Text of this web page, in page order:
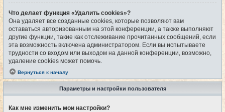
Что делает функция «Удалить cookies»?
Она удаляет все созданные cookies, которые позволяют вам
оставаться авторизованным на этой конференции, а также выполняют
другие функции, такие как отслеживание прочитанных сообщений, если
эта возможность включена администратором. Если вы испытываете
трудности со входом или выходом на данной конференции, возможно,
удаление cookies может помочь.
Вернуться к началу
Параметры и настройки пользователя
Как мне изменить мои настройки?